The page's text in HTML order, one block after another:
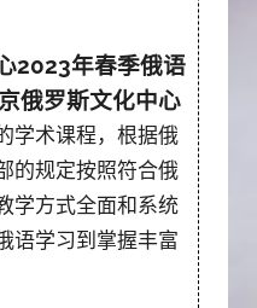
2023年春季俄语
俄罗斯文化中心
学术课程，根据俄
的规定按照符合俄
学方式全面和系统
语学习到掌握丰富